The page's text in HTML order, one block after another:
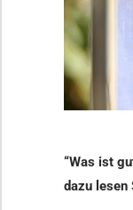
“Was ist
dazu lesen